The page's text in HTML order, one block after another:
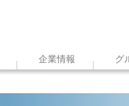
企業情報 グ